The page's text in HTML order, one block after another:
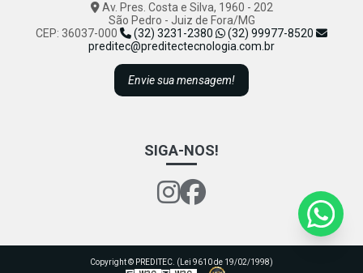
Termografia Elétrica: Potencialize a Manutenção
Preventiva e Eleve a Eficiência Energética
Transforme Sua Qualidade de Vida com Hábitos Saudáveis
e Práticas Sustentáveis Eficazes
Av. Pres. Costa e Silva, 1960 - 202
São Pedro - Juiz de Fora/MG
CEP: 36037-000
(32) 3231-2380
(32) 99977-8520
preditec@preditectecnologia.com.br
Envie sua mensagem!
SIGA-NOS!
Copyright © PREDITEC. (Lei 9610 de 19/02/1998)